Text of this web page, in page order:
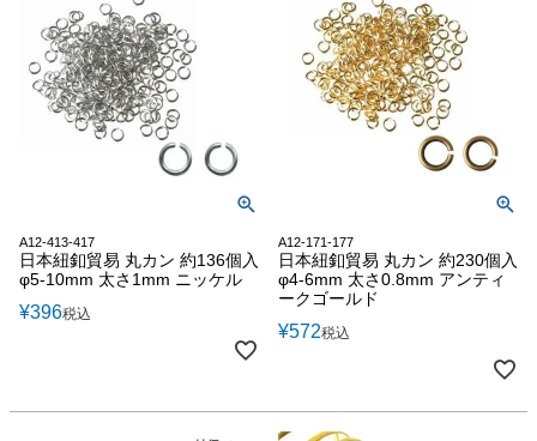
A12-413-417
日本紐釦貿易 丸カン 約136個入
φ5-10mm 太さ1mm ニッケル
¥396税込
A12-171-177
日本紐釦貿易 丸カン 約230個入
φ4-6mm 太さ0.8mm アンティ
ークゴールド
¥572税込